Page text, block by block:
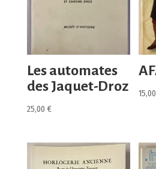
Les automates
des Jaquet-Droz
25,00 €